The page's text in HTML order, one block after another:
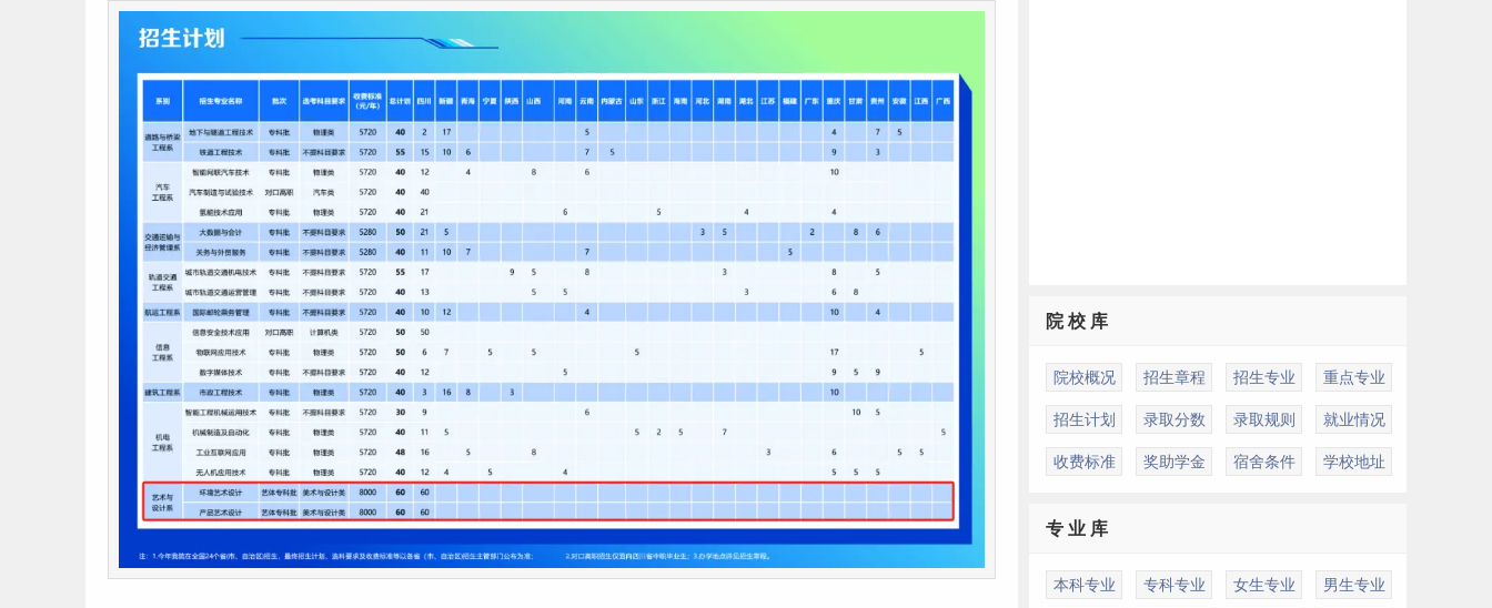
院 校 库
院校概况 招生章程 招生专业 重点专业
招生计划 录取分数 录取规则 就业情况
收费标准 奖助学金 宿舍条件 学校地址
专 业 库
本科专业 专科专业 女生专业 男生专业